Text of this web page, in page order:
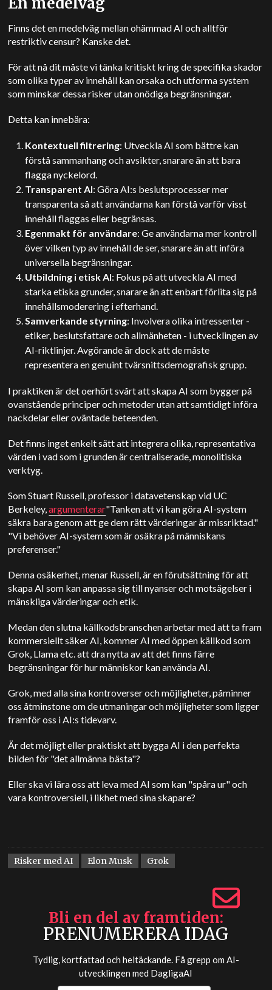
Finns det en medelväg mellan ohämmad AI och alltför
restriktiv censur? Kanske det.
För att nå dit måste vi tänka kritiskt kring de specifika skador
som olika typer av innehåll kan orsaka och utforma system
som minskar dessa risker utan onödiga begränsningar.
Detta kan innebära:
Kontextuell filtrering: Utveckla AI som bättre kan
förstå sammanhang och avsikter, snarare än att bara
flagga nyckelord.
Transparent AI: Göra AI:s beslutsprocesser mer
transparenta så att användarna kan förstå varför visst
innehåll flaggas eller begränsas.
Egenmakt för användare: Ge användarna mer kontroll
över vilken typ av innehåll de ser, snarare än att införa
universella begränsningar.
Utbildning i etisk AI: Fokus på att utveckla AI med
starka etiska grunder, snarare än att enbart förlita sig på
innehållsmoderering i efterhand.
Samverkande styrning: Involvera olika intressenter -
etiker, beslutsfattare och allmänheten - i utvecklingen av
AI-riktlinjer. Avgörande är dock att de måste
representera en genuint tvärsnittsdemografisk grupp.
I praktiken är det oerhört svårt att skapa AI som bygger på
ovanstående principer och metoder utan att samtidigt införa
nackdelar eller oväntade beteenden.
Det finns inget enkelt sätt att integrera olika, representativa
värden i vad som i grunden är centraliserade, monolitiska
verktyg.
Som Stuart Russell, professor i datavetenskap vid UC
Berkeley,argumenterar"Tanken att vi kan göra AI-system
säkra bara genom att ge dem rätt värderingar är missriktad."
"Vi behöver AI-system som är osäkra på människans
preferenser."
Denna osäkerhet, menar Russell, är en förutsättning för att
skapa AI som kan anpassa sig till nyanser och motsägelser i
mänskliga värderingar och etik.
Medan den slutna källkodsbranschen arbetar med att ta fram
kommersiellt säker AI, kommer AI med öppen källkod som
Grok, Llama etc. att dra nytta av att det finns färre
begränsningar för hur människor kan använda AI.
Grok, med alla sina kontroverser och möjligheter, påminner
oss åtminstone om de utmaningar och möjligheter som ligger
framför oss i AI:s tidevarv.
Är det möjligt eller praktiskt att bygga AI i den perfekta
bilden för "det allmänna bästa"?
Eller ska vi lära oss att leva med AI som kan "spåra ur" och
vara kontroversiell, i likhet med sina skapare?
Risker med AI Elon Musk Grok
Bli en del av framtiden
PRENUMERERA IDAG
Tydlig, kortfattad och heltäckande. Få grepp om AI-
utvecklingen med DagligaAI